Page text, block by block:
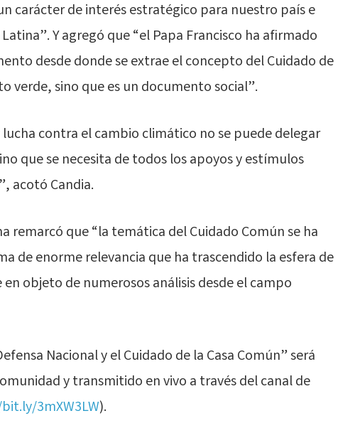
carácter de interés estratégico para nuestro país e
Y agregó que “el Papa Francisco ha afirmado
desde donde se extrae el concepto del Cuidado de
verde, sino que es un documento social”.
contra el cambio climático no se puede delegar
que se necesita de todos los apoyos y estímulos
acotó Candia.
que “la temática del Cuidado Común se ha
de enorme relevancia que ha trascendido la esfera de
objeto de numerosos análisis desde el campo
Nacional y el Cuidado de la Casa Común” será
y transmitido en vivo a través del canal de
3mXW3LW).